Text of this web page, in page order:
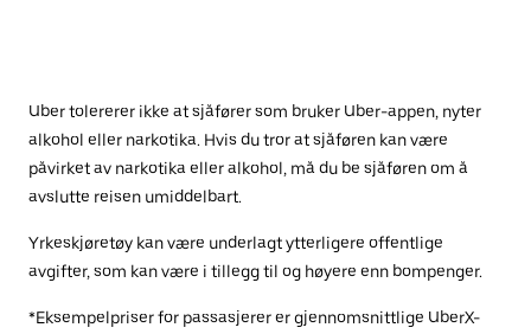
Uber tolererer ikke at sjåfører som bruker Uber-appen, nyter
alkohol eller narkotika. Hvis du tror at sjåføren kan være
påvirket av narkotika eller alkohol, må du be sjåføren om å
avslutte reisen umiddelbart.
Yrkeskjøretøy kan være underlagt ytterligere offentlige
avgifter, som kan være i tillegg til og høyere enn bompenger.
*Eksempelpriser for passasjerer er gjennomsnittlige UberX-